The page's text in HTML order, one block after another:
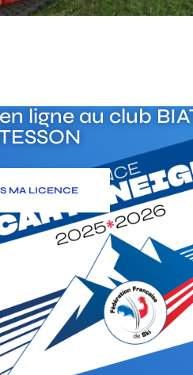
ligne au club
MA LICENCE